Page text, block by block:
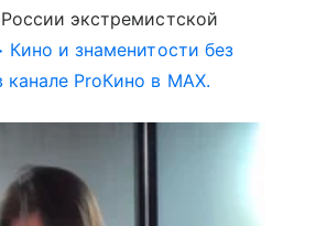
экстремистской
Кино и знаменитости без
ProКино в MAX.